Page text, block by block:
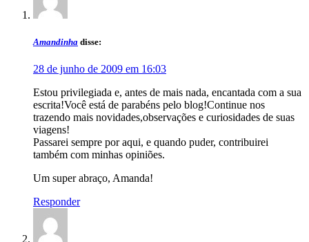
Amandinha disse:
28 de junho de 2009 em 16:03
Estou privilegiada e, antes de mais nada, encantada com a sua
escrita!Você está de parabéns pelo blog!Continue nos
trazendo mais novidades,observações e curiosidades de suas
viagens!
Passarei sempre por aqui, e quando puder, contribuirei
também com minhas opiniões.
Um super abraço, Amanda!
Responder